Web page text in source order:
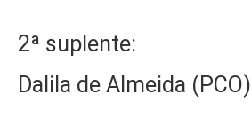
2ª suplente:
Dalila de Almeida (PCO)